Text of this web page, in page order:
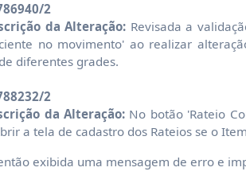
2
da Alteração: Revisada a
no movimento' ao realizar
diferentes grades.
2
da Alteração: No botão 'Rateio
a tela de cadastro dos Rateios se o
exibida uma mensagem de erro e